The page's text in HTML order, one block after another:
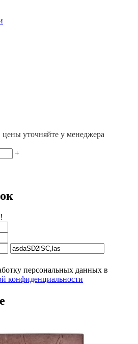
цены уточняйте у менеджера
+
персональных данных в
конфиденциальности